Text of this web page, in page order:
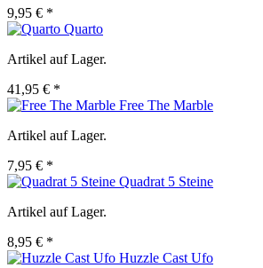
9,95 € *
Quarto
Artikel auf Lager.
41,95 € *
Free The Marble
Artikel auf Lager.
7,95 € *
Quadrat 5 Steine
Artikel auf Lager.
8,95 € *
Huzzle Cast Ufo